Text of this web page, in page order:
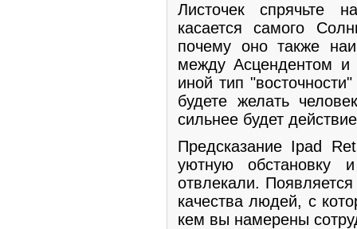
Листочек спрячьте
касается самого
почему оно также
между Асцендентом
иной тип
будете желать
сильнее будет
Предсказание Ipad
уютную обстановку
отвлекали.
качества людей, с
кем вы намерены